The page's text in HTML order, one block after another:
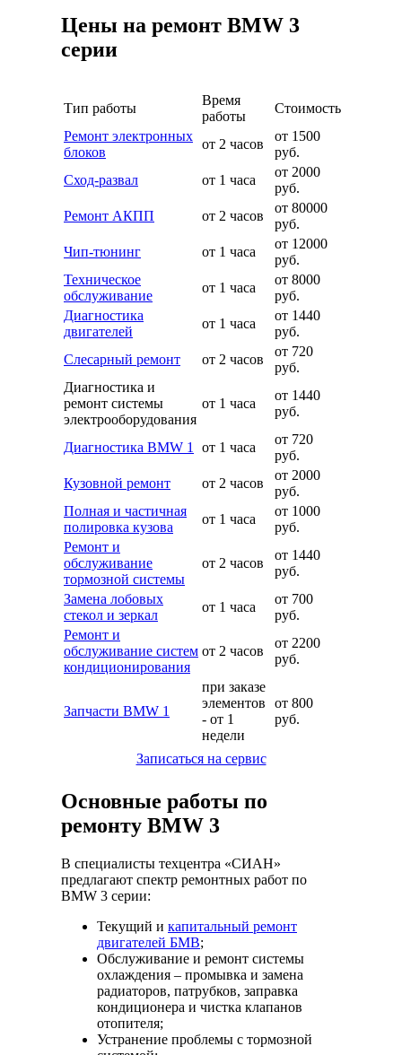
Цены на ремонт BMW 3
серии
Тип работы
Время
работы
Стоимость
Ремонт электронных
блоков
от 2 часов
от 1500
руб.
Сход-развал
от 1 часа
от 2000
руб.
Ремонт АКПП
от 2 часов
от 80000
руб.
Чип-тюнинг
от 1 часа
от 12000
руб.
Техническое
обслуживание
от 1 часа
от 8000
руб.
Диагностика
двигателей
от 1 часа
от 1440
руб.
Слесарный ремонт
от 2 часов
от 720
руб.
Диагностика и
ремонт системы
электрооборудования
от 1 часа
от 1440
руб.
Диагностика BMW 1 от 1 часа
от 720
руб.
Кузовной ремонт
от 2 часов
от 2000
руб.
Полная и частичная
полировка кузова
от 1 часа
от 1000
руб.
Ремонт и
обслуживание
тормозной системы
от 2 часов
от 1440
руб.
Замена лобовых
стекол и зеркал
от 1 часа
от 700
руб.
Ремонт и
обслуживание систем
кондиционирования
от 2 часов
от 2200
руб.
Запчасти BMW 1
при заказе
элементов
- от 1
недели
от 800
руб.
Записаться на сервис
Основные работы по
ремонту BMW 3
В специалисты техцентра «СИАН»
предлагают спектр ремонтных работ по
BMW 3 серии:
Текущий и капитальный ремонт
двигателей БМВ;
Обслуживание и ремонт системы
охлаждения – промывка и замена
радиаторов, патрубков, заправка
кондиционера и чистка клапанов
отопителя;
Устранение проблемы с тормозной